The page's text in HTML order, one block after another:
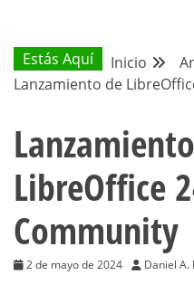
Estás Aquí Inicio
Lanzamiento de
LibreOffice
Community
2 de mayo de 2024 Daniel A.